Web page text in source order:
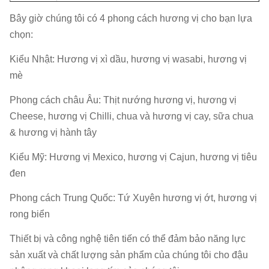
Mã
Chứng
Chứng
chỉ
BRC:
Kiểm toán bởi SGS với lớp B
Gói
bên
trong:
5kg / túi x2bag / CTN, túi giấy nhôm gói
Out
gói:
10kg / ctn, đôi tường, màu vàng
Bây giờ chúng tôi có 4 phong cách hương vị cho bạn lựa
chọn:
Kiểu Nhật: Hương vị xì dầu, hương vị wasabi, hương vị
mè
Phong cách châu Âu: Thịt nướng hương vị, hương vị
Cheese, hương vị Chilli, chua và hương vị cay, sữa chua
& hương vị hành tây
Kiểu Mỹ: Hương vị Mexico, hương vị Cajun, hương vị tiêu
đen
Phong cách Trung Quốc: Tứ Xuyên hương vị ớt, hương vị
rong biển
Thiết bị và công nghệ tiên tiến có thể đảm bảo năng lực
sản xuất và chất lượng sản phẩm của chúng tôi cho đậu